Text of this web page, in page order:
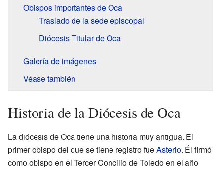
Obispos importantes de Oca
Traslado de la sede episcopal
Diócesis Titular de Oca
Galería de imágenes
Véase también
Historia de la Diócesis de Oca
La diócesis de Oca tiene una historia muy antigua. El
primer obispo del que se tiene registro fueAsterio. Él firmó
como obispo en el Tercer Concilio de Toledo en el año